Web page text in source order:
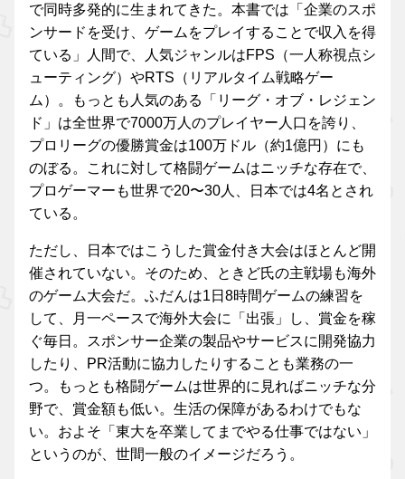
で同時多発的に生まれてきた。本書では「企業のスポ
ンサードを受け、ゲームをプレイすることで収入を得
ている」人間で、人気ジャンルはFPS（一人称視点シ
ューティング）やRTS（リアルタイム戦略ゲー
ム）。もっとも人気のある「リーグ・オブ・レジェン
ド」は全世界で7000万人のプレイヤー人口を誇り、
プロリーグの優勝賞金は100万ドル（約1億円）にも
のぼる。これに対して格闘ゲームはニッチな存在で、
プロゲーマーも世界で20〜30人、日本では4名とされ
ている。
ただし、日本ではこうした賞金付き大会はほとんど開
催されていない。そのため、ときど氏の主戦場も海外
のゲーム大会だ。ふだんは1日8時間ゲームの練習を
して、月一ペースで海外大会に「出張」し、賞金を稼
ぐ毎日。スポンサー企業の製品やサービスに開発協力
したり、PR活動に協力したりすることも業務の一
つ。もっとも格闘ゲームは世界的に見ればニッチな分
野で、賞金額も低い。生活の保障があるわけでもな
い。およそ「東大を卒業してまでやる仕事ではない」
というのが、世間一般のイメージだろう。